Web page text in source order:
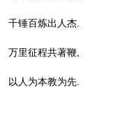
千锤百炼出人杰.
万里征程共著鞭,
以人为本教为先.